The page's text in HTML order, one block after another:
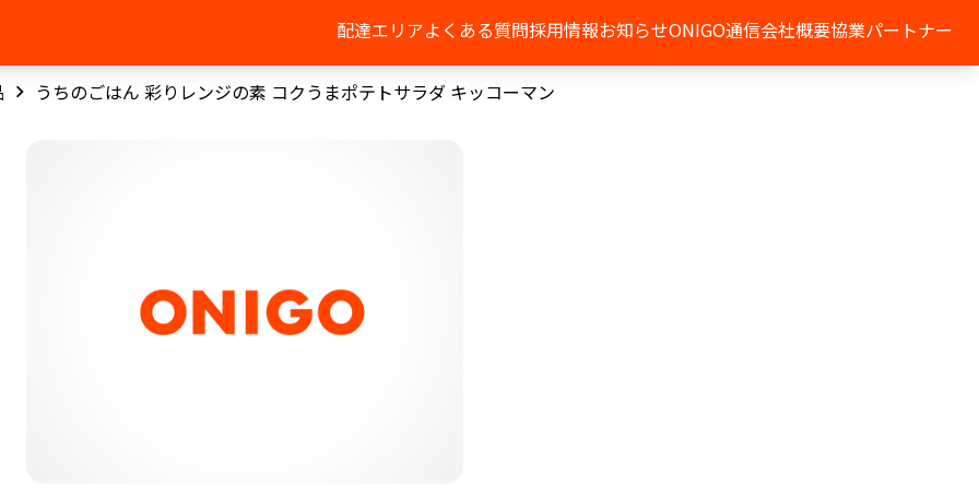
配達エリアよくある質問採用情報お知らせONIGO通信会社概要協業パートナー
うちのごはん 彩りレンジの素 コクうまポテトサラダ キッコーマン